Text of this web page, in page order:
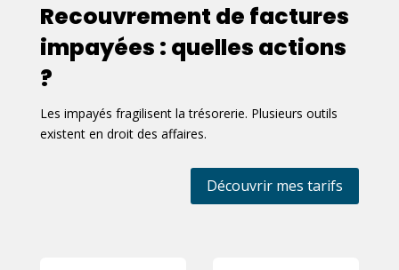
Recouvrement de factures
impayées : quelles actions
?
Les impayés fragilisent la trésorerie. Plusieurs outils
existent en droit des affaires.
Découvrir mes tarifs